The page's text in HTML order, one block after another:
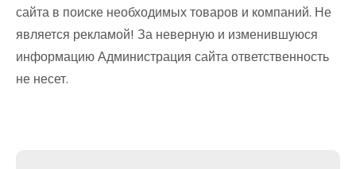
сайта в поиске необходимых товаров и компаний. Не
является рекламой! За неверную и изменившуюся
информацию Администрация сайта ответственность
не несет.